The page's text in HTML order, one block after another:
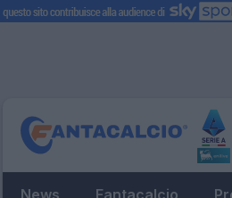
News Fantacalcio